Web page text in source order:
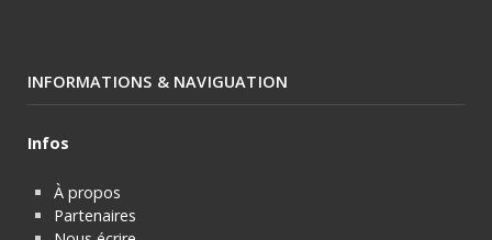
INFORMATIONS & NAVIGUATION
Infos
À propos
Partenaires